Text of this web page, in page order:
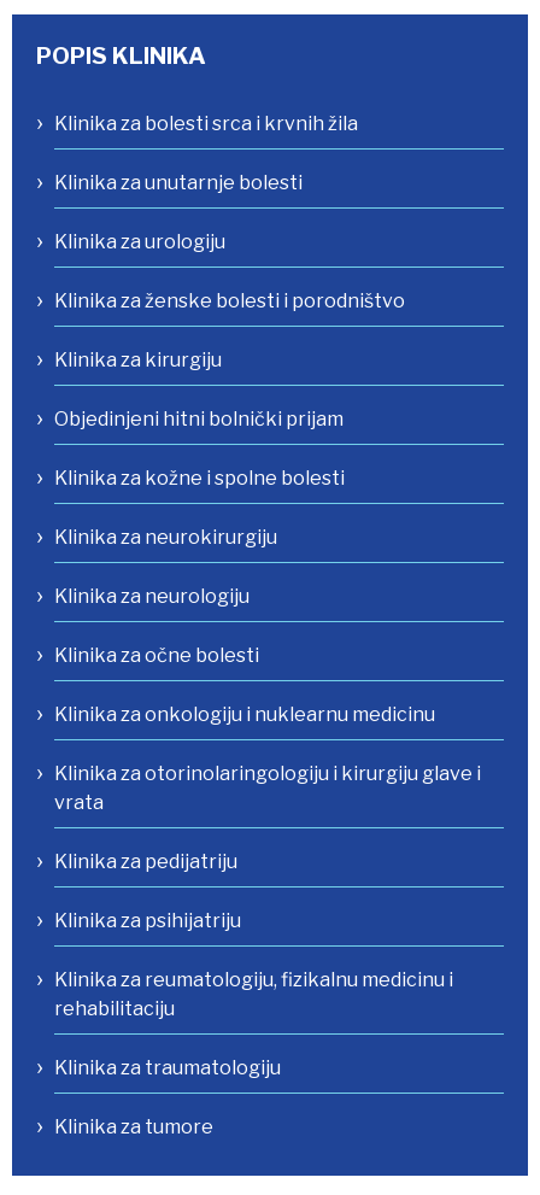
POPIS KLINIKA
Klinika za bolesti srca i krvnih žila
Klinika za unutarnje bolesti
Klinika za urologiju
Klinika za ženske bolesti i porodništvo
Klinika za kirurgiju
Objedinjeni hitni bolnički prijam
Klinika za kožne i spolne bolesti
Klinika za neurokirurgiju
Klinika za neurologiju
Klinika za očne bolesti
Klinika za onkologiju i nuklearnu medicinu
Klinika za otorinolaringologiju i kirurgiju glave i
vrata
Klinika za pedijatriju
Klinika za psihijatriju
Klinika za reumatologiju, fizikalnu medicinu i
rehabilitaciju
Klinika za traumatologiju
Klinika za tumore